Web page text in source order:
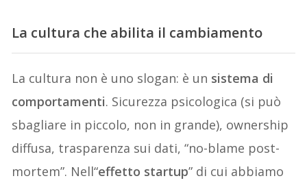
La cultura che abilita il cambiamento
La cultura non è uno slogan: è un sistema di
comportamenti. Sicurezza psicologica (si può
sbagliare in piccolo, non in grande), ownership
diffusa, trasparenza sui dati, “no-blame post-
mortem”. Nell“effetto startup” di cui abbiamo